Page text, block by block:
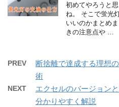
初めてやろうと
ね。 そこで蛍光
いいのかまとめ
きの注意点や …
PREV
断捨離で達成する理想
術
NEXT
エクセルのバージョン
分かりやすく解説